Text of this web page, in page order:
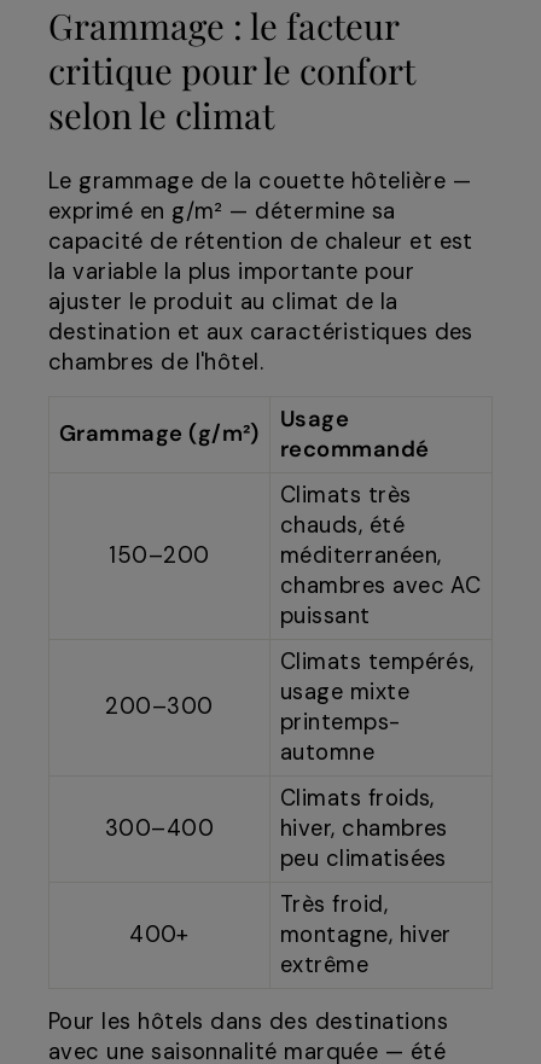
Grammage : le facteur
critique pour le confort
selon le climat
Le grammage de la couette hôtelière —
exprimé en g/m² — détermine sa
capacité de rétention de chaleur et est
la variable la plus importante pour
ajuster le produit au climat de la
destination et aux caractéristiques des
chambres de l'hôtel.
Grammage (g/m²)
Usage
recommandé
150–200
Climats très
chauds, été
méditerranéen,
chambres avec AC
puissant
200–300
Climats tempérés,
usage mixte
printemps-
automne
300–400
Climats froids,
hiver, chambres
peu climatisées
400+
Très froid,
montagne, hiver
extrême
Pour les hôtels dans des destinations
avec une saisonnalité marquée — été